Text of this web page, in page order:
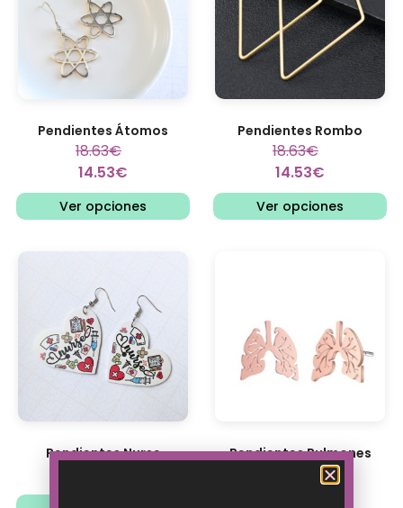
Pendientes Átomos
18.63€
14.53€
Ver opciones
Pendientes Rombo
18.63€
14.53€
Ver opciones
Pendientes Nurse Pendientes Pulmones